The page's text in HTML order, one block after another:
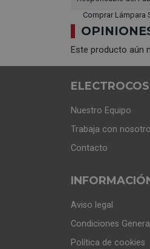
Comprar Lámpara
Este producto aún
Nuestro Equipo
Trabaja con
Contacto
Aviso legal
Condiciones
Política de cookies